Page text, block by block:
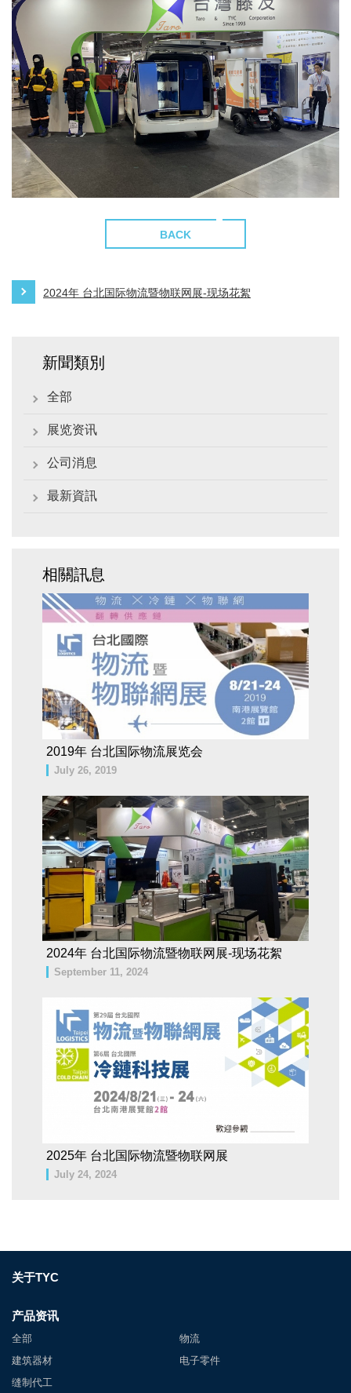
BACK
2024年 台北国际物流暨物联网展-现场花絮
新聞類別
全部
展览资讯
公司消息
最新資訊
相關訊息
2019年 台北国际物流展览会
July 26, 2019
2024年 台北国际物流暨物联网展-现场花絮
September 11, 2024
2025年 台北国际物流暨物联网展
July 24, 2024
关于TYC
产品资讯
全部
物流
建筑器材
电子零件
缝制代工